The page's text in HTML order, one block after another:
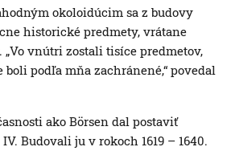
okoloidúcim sa z budovy
historické predmety, vrátane
„Vo vnútri zostali tisíce predmetov,
podľa mňa zachránené,“ povedal
ako Börsen dal postaviť
Budovali ju v rokoch 1619 – 1640.